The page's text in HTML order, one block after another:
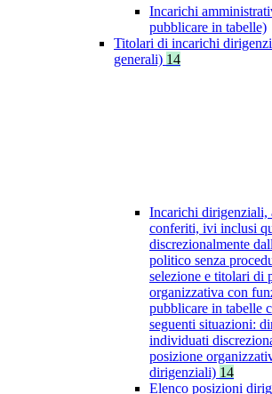
Incarichi
pubblicare in tabelle)
Titolari di incarichi
generali) 14
Incarichi dirigenziali,
conferiti, ivi inclusi
discrezionalmente
politico senza
selezione e titolari di
organizzativa con
pubblicare in tabelle
seguenti situazioni:
individuati
posizione
dirigenziali) 14
Elenco posizioni